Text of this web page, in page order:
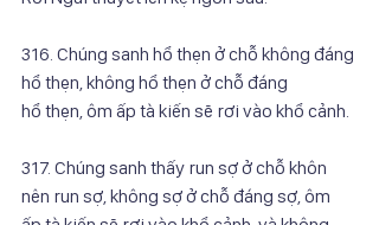
316. Chúng sanh hổ thẹn ở chỗ không đáng
hổ thẹn, không hổ thẹn ở chỗ đáng
hổ thẹn, ôm ấp tà kiến sẽ rơi vào khổ cảnh.
317. Chúng sanh thấy run sợ ở chỗ khôn
nên run sợ, không sợ ở chỗ đáng sợ, ôm